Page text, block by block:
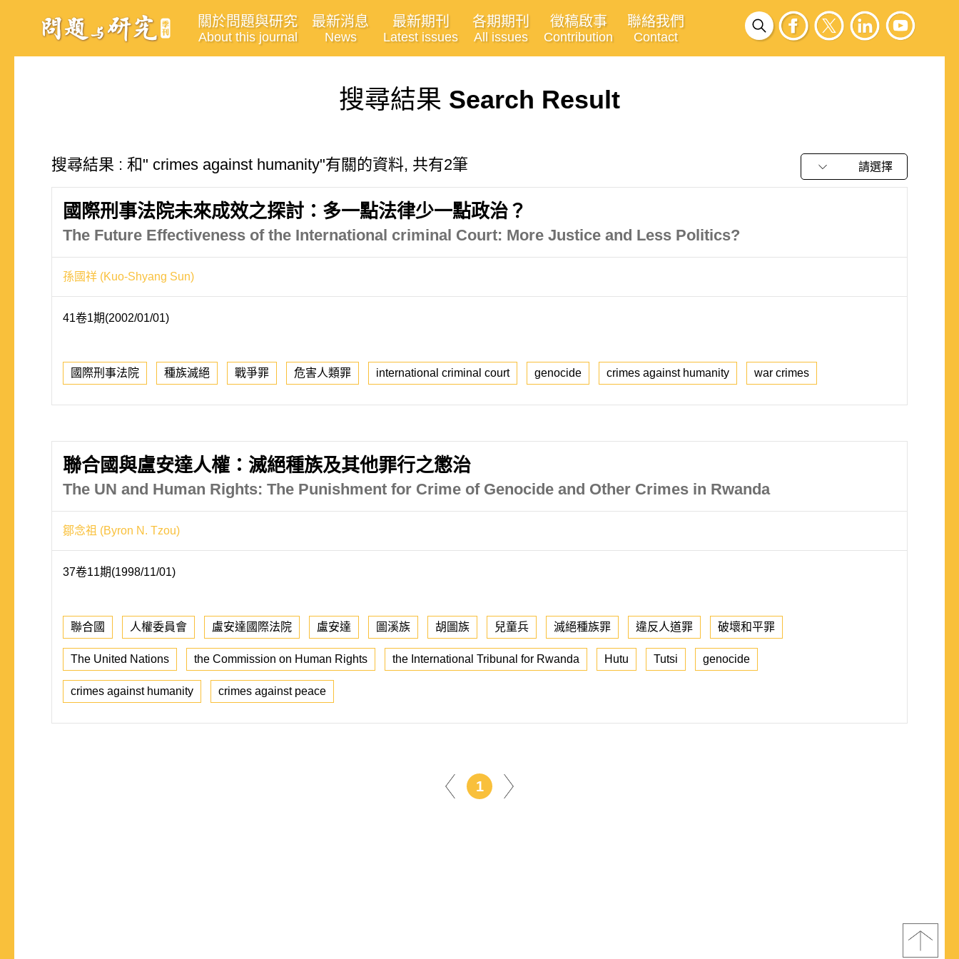
關於問題與研究
About this journal
最新消息
News
最新期刊
Latest issues
各期期刊
All issues
徵稿啟事
Contribution
聯絡我們
Contact
搜尋結果 Search Result
搜尋結果 : 和" crimes against humanity"有關的資料, 共有2筆 請選擇
國際刑事法院未來成效之探討：多一點法律少一點政治？
The Future Effectiveness of the International criminal Court: More Justice and Less Politics?
孫國祥 (Kuo-Shyang Sun)
41卷1期(2002/01/01)
國際刑事法院 種族滅絕 戰爭罪 危害人類罪 international criminal court genocide crimes against humanity war crimes
聯合國與盧安達人權：滅絕種族及其他罪行之懲治
The UN and Human Rights: The Punishment for Crime of Genocide and Other Crimes in Rwanda
鄒念祖 (Byron N. Tzou)
37卷11期(1998/11/01)
聯合國 人權委員會 盧安達國際法院 盧安達 圖溪族 胡圖族 兒童兵 滅絕種族罪 違反人道罪 破壞和平罪
The United Nations the Commission on Human Rights the International Tribunal for Rwanda Hutu Tutsi genocide
crimes against humanity crimes against peace
1